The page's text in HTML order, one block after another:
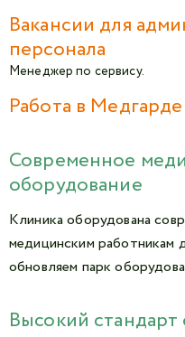
Вакансии для
персонала
Менеджер по сервису.
Работа в
Современное
оборудование
Клиника оборудована
медицинским работникам
обновляем парк
Высокий